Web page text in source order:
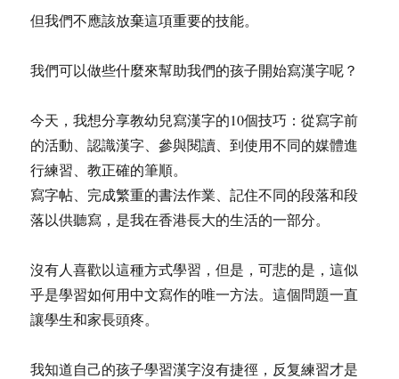
但我們不應該放棄這項重要的技能。
我們可以做些什麼來幫助我們的孩子開始寫漢字呢？
今天，我想分享教幼兒寫漢字的10個技巧：從寫字前
的活動、認識漢字、參與閱讀、到使用不同的媒體進
行練習、教正確的筆順。
寫字帖、完成繁重的書法作業、記住不同的段落和段
落以供聽寫，是我在香港長大的生活的一部分。
沒有人喜歡以這種方式學習，但是，可悲的是，這似
乎是學習如何用中文寫作的唯一方法。這個問題一直
讓學生和家長頭疼。
我知道自己的孩子學習漢字沒有捷徑，反复練習才是